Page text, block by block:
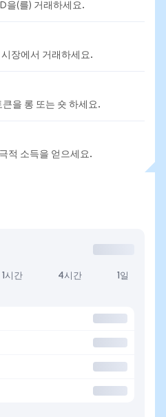
을(를) 거래하세요.
장에서 거래하세요.
을 롱 또는 숏 하세요.
적 소득을 얻으세요.
1시간 4시간 1일